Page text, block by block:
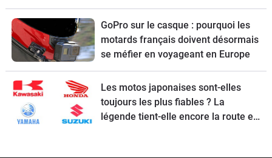
GoPro sur le casque : pourquoi les
motards français doivent désormais
se méfier en voyageant en Europe
Les motos japonaises sont-elles
toujours les plus fiables ? La
légende tient-elle encore la route en